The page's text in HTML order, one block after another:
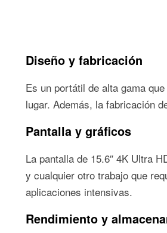
Diseño y fabricación
Es un portátil de alta gama
lugar. Además, la fabricación
Pantalla y gráficos
La pantalla de 15.6″ 4K Ultra
y cualquier otro trabajo que
aplicaciones intensivas.
Rendimiento y